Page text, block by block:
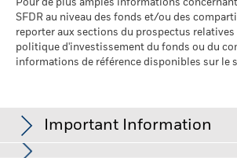
au 17/juil./2026
Toutes les données proviennent des
MSCI au 17/juil./2026 basées sur les
MSCI.
Pour être inclus dans les Notations de
du poids brut du fonds (ou 50 % dans le
sables bitumineux (à un seuil de revenus
définie par MSCI ESG Research, se répartit
1,31% pour le charbon thermique et
bitumineux.
Research qui fournit un profil de la
société aux différents secteurs d'activité.
sur ces données pour fournir une vue
Pour de plus amples informations
SFDR au niveau des fonds et/ou des
reporter aux sections du prospectus
politique d'investissement du fonds ou du
informations de référence disponibles sur le
Important Information